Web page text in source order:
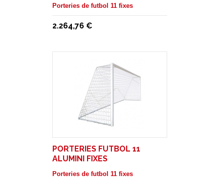
Porteries de futbol 11 fixes
2.264,76 €
PORTERIES FUTBOL 11
ALUMINI FIXES
Porteries de futbol 11 fixes